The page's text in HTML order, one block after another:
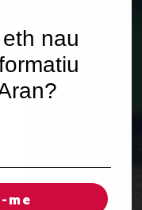
nau
me